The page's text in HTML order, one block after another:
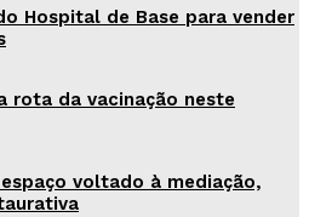
Hospital de Base para vender
rota da vacinação neste
voltado à mediação,